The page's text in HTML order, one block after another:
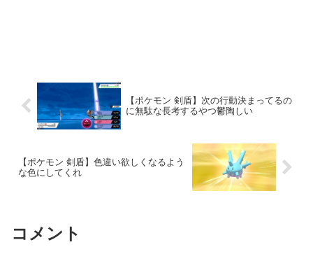
【ポケモン 剣盾】次の行動決まってるの
に無駄な長考するやつ鬱陶しい
【ポケモン 剣盾】色違い欲しくなるよう
な色にしてくれ
コメント